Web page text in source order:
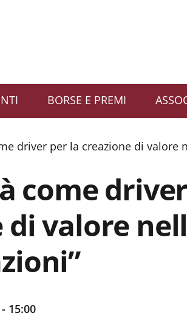
BORSE E PREMI
driver per la creazione di valore
come
di valore
15:00